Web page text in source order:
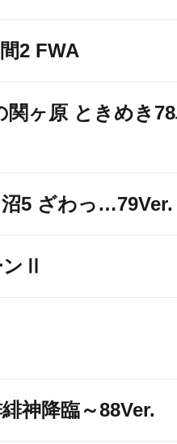
2 FWA
関ヶ原 ときめき
5 ざわっ…79Ver.
Ⅱ
神降臨～88Ver.